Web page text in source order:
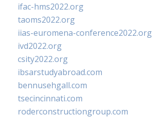
ifac-hms2022.org
taoms2022.org
iias-euromena-conference2022.org
ivd2022.org
csity2022.org
ibsarstudyabroad.com
bennusehgall.com
tsecincinnati.com
roderconstructiongroup.com